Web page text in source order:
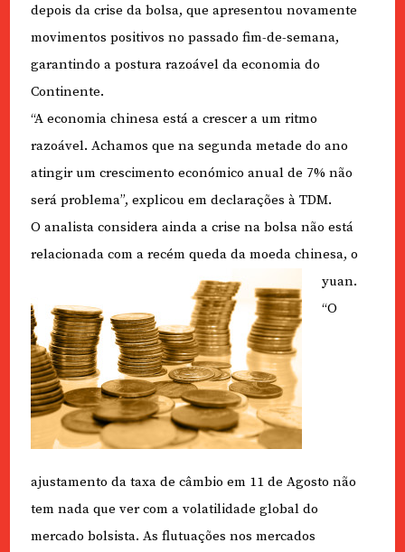
depois da crise da bolsa, que apresentou novamente
movimentos positivos no passado fim-de-semana,
garantindo a postura razoável da economia do
Continente.
“A economia chinesa está a crescer a um ritmo
razoável. Achamos que na segunda metade do ano
atingir um crescimento económico anual de 7% não
será problema”, explicou em declarações à TDM.
O analista considera ainda a crise na bolsa não está
relacionada com a recém queda da moeda chinesa, o
yuan.
“O
ajustamento da taxa de câmbio em 11 de Agosto não
tem nada que ver com a volatilidade global do
mercado bolsista. As flutuações nos mercados